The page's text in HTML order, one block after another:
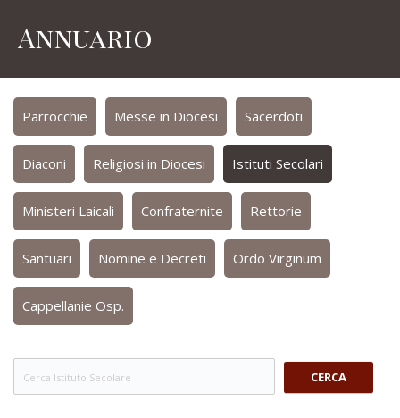
Annuario
Parrocchie Messe in Diocesi Sacerdoti
Diaconi Religiosi in Diocesi Istituti Secolari
Ministeri Laicali Confraternite Rettorie
Santuari Nomine e Decreti Ordo Virginum
Cappellanie Osp.
CERCA